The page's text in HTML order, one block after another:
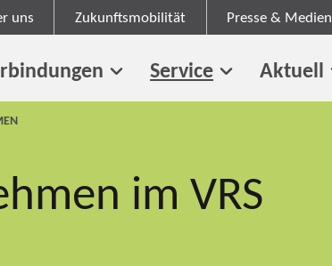
uns Zukunftsmobilität Presse & Medien
Service Aktuell
im VRS